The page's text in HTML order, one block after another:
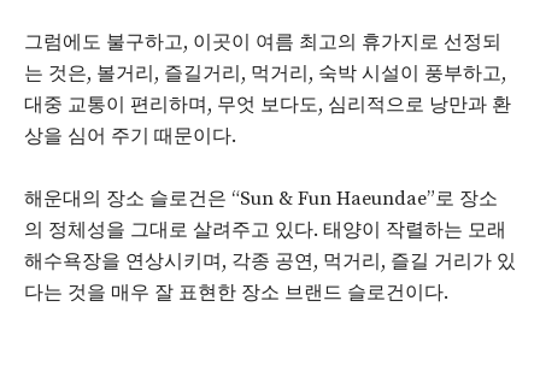
그럼에도 불구하고, 이곳이 여름 최고의 휴가지로 선정되
는 것은, 볼거리, 즐길거리, 먹거리, 숙박 시설이 풍부하고,
대중 교통이 편리하며, 무엇 보다도, 심리적으로 낭만과 환
상을 심어 주기 때문이다.
해운대의 장소 슬로건은 “Sun & Fun Haeundae”로 장소
의 정체성을 그대로 살려주고 있다. 태양이 작렬하는 모래
해수욕장을 연상시키며, 각종 공연, 먹거리, 즐길 거리가 있
다는 것을 매우 잘 표현한 장소 브랜드 슬로건이다.